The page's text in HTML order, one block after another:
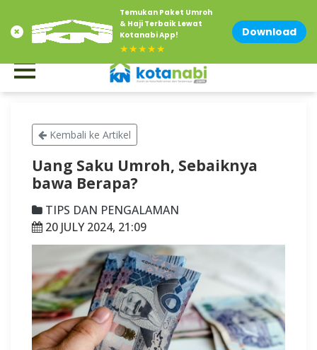
Temukan Paket Umroh
& Haji Terbaik Lewat
Kotanabi App!
★★★★★
Download
Contact Us at 0856-1500-883 Email : info@kotanabi.com
Kembali ke Artikel
Uang Saku Umroh, Sebaiknya
bawa Berapa?
TIPS DAN PENGALAMAN
20 JULY 2024, 21:09